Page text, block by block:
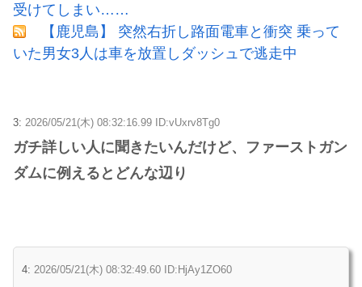
受けてしまい……
【鹿児島】 突然右折し路面電車と衝突 乗って
いた男女3人は車を放置しダッシュで逃走中
3: 2026/05/21(木) 08:32:16.99 ID:vUxrv8Tg0
ガチ詳しい人に聞きたいんだけど、ファーストガン
ダムに例えるとどんな辺り
4: 2026/05/21(木) 08:32:49.60 ID:HjAy1ZO60